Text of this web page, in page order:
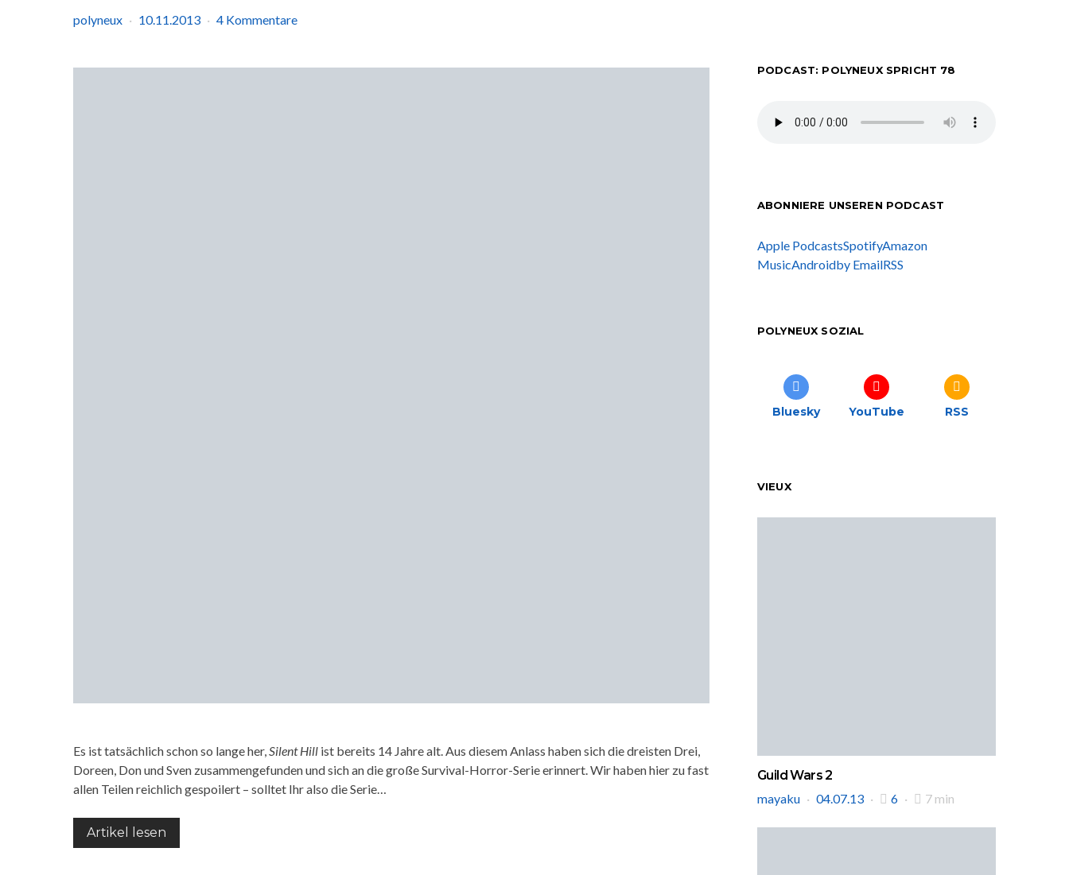
polyneux 10.11.2013 4 Kommentare
Es ist tatsächlich schon so lange her,Silent Hill ist bereits 14 Jahre alt. Aus diesem Anlass haben sich die dreisten Drei,
Doreen, Don und Sven zusammengefunden und sich an die große Survival-Horror-Serie erinnert. Wir haben hier zu fast
allen Teilen reichlich gespoilert – solltet Ihr also die Serie…
Artikel lesen
PODCAST: POLYNEUX SPRICHT 78
ABONNIERE UNSEREN PODCAST
Apple PodcastsSpotifyAmazon
MusicAndroidby EmailRSS
POLYNEUX SOZIAL
Bluesky YouTube RSS
VIEUX
Guild Wars 2
mayaku
04.07.13 6 7 min